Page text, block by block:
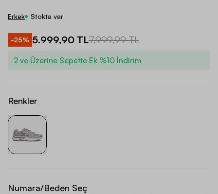
Erkek Stokta var
-25% 5.999,90 TL7.999,99 TL
2 ve Üzerine Sepette Ek %10 İndirim
Renkler
Numara/Beden Seç